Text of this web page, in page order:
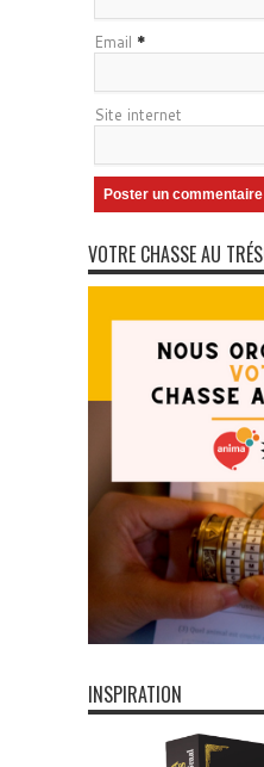
Email *
Site internet
VOTRE CHASSE AU
INSPIRATION